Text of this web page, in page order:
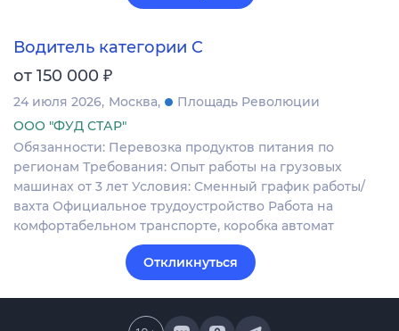
Водитель категории C
от 150 000 ₽
24 июля 2026 Москва
Площадь Революции
ООО "ФУД СТАР"
Обязанности: Перевозка продуктов питания по
регионам Требования: Опыт работы на грузовых
машинах от 3 лет Условия: Сменный график работы/
вахта Официальное трудоустройство Работа на
комфортабельном транспорте, коробка автомат
Откликнуться